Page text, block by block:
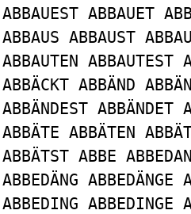
ABBAUEST ABBAUET
ABBAUS ABBAUST
ABBAUTEN ABBAUTEST
ABBÄCKT ABBÄND
ABBÄNDEST ABBÄNDET
ABBÄTE ABBÄTEN
ABBÄTST ABBE
ABBEDÄNG ABBEDÄNGE
ABBEDING ABBEDINGE